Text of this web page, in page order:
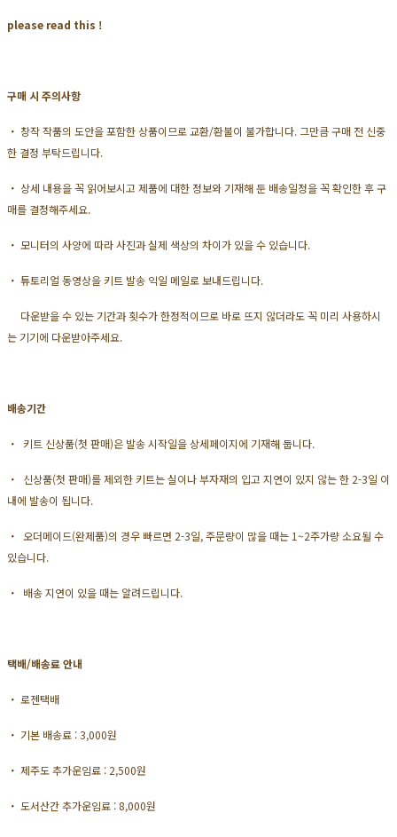
please read this !
구매 시 주의사항
・ 창작 작품의 도안을 포함한 상품이므로 교환/환불이 불가합니다. 그만큼 구매 전 신중
한 결정 부탁드립니다.
・ 상세 내용을 꼭 읽어보시고 제품에 대한 정보와 기재해 둔 배송일정을 꼭 확인한 후 구
매를 결정해주세요.
・ 모니터의 사양에 따라 사진과 실제 색상의 차이가 있을 수 있습니다.
・ 튜토리얼 동영상을 키트 발송 익일 메일로 보내드립니다.
다운받을 수 있는 기간과 횟수가 한정적이므로 바로 뜨지 않더라도 꼭 미리 사용하시
는 기기에 다운받아주세요.
배송기간
・ 키트 신상품(첫 판매)은 발송 시작일을 상세페이지에 기재해 둡니다.
・ 신상품(첫 판매)를 제외한 키트는 실이나 부자재의 입고 지연이 있지 않는 한 2-3일 이
내에 발송이 됩니다.
・ 오더메이드(완제품)의 경우 빠르면 2-3일, 주문량이 많을 때는 1~2주가량 소요될 수
있습니다.
・ 배송 지연이 있을 때는 알려드립니다.
택배/배송료 안내
・ 로젠택배
・ 기본 배송료 : 3,000원
・ 제주도 추가운임료 : 2,500원
・ 도서산간 추가운임료 : 8,000원